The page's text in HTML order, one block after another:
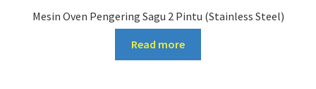
Mesin Oven Pengering Sagu 2 Pintu (Stainless Steel)
Read more